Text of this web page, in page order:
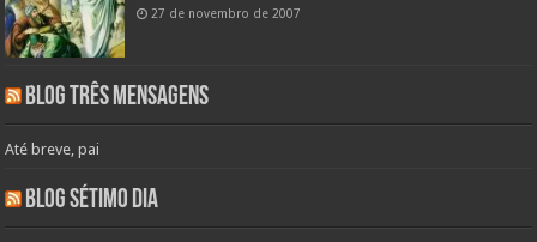
27 de novembro de 2007
Blog Três Mensagens
Até breve, pai
Blog Sétimo Dia